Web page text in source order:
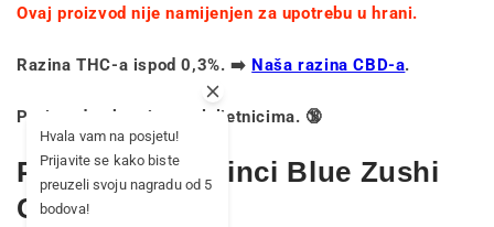
Ovaj proizvod nije namijenjen za upotrebu u hrani.
Razina THC-a ispod 0,3%. ➡️ Naša razina CBD-a.
Proizvod zabranjen maloljetnicima. 🔞
Potencijalni učinci Blue Zushi
CBD-a 🍃
Hvala vam na posjetu!
Prijavite se kako biste
preuzeli svoju nagradu od 5
bodova!